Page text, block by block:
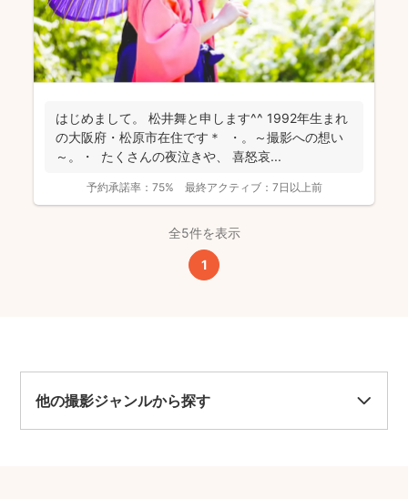
はじめまして。 松井舞と申します^^ 1992年生まれ
の大阪府・松原市在住です＊ ・。～撮影への想い
～。・ たくさんの夜泣きや、 喜怒哀...
予約承諾率： 75% 最終アクティブ： 7日以上前
全5件を表示
1
他の撮影ジャンルから探す